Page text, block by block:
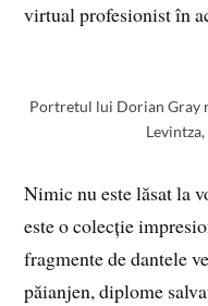
virtual profesionist în
Portretul lui Dorian Gray
Nimic nu este lăsat la
este o colecție
fragmente de dantele
păianjen, diplome